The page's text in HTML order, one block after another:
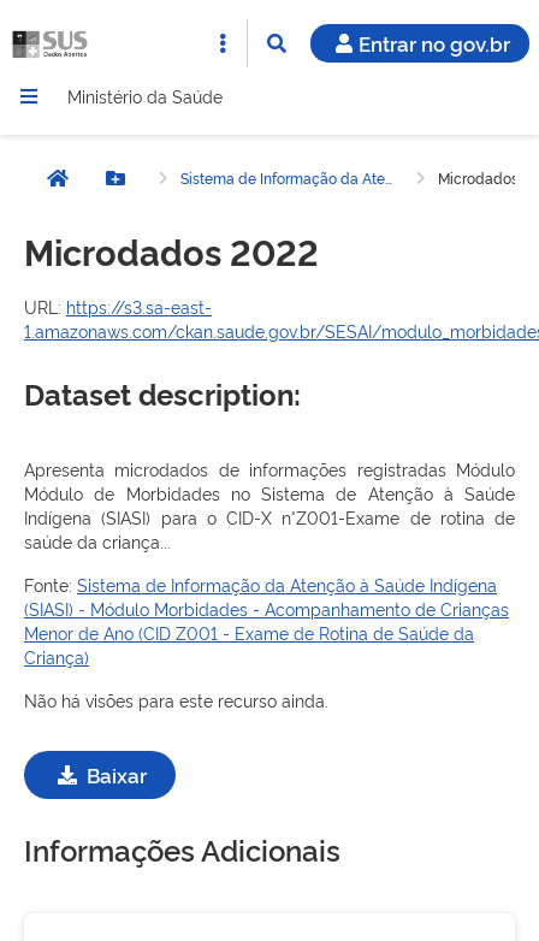
Entrar no gov.br
Ministério da Saúde
Página inicial
Botão Menu Microdados
Microdados 2022
URL: https://s3.sa-east-
1.amazonaws.com/ckan.saude.gov.br/SESAI/
Dataset description:
Apresenta microdados de informações registradas Módulo
Módulo de Morbidades no Sistema de Atenção à Saúde
Indígena (SIASI) para o CID-X n°Z001-Exame de rotina de
saúde da criança...
Fonte: Sistema de Informação da Atenção à Saúde Indígena
(SIASI) - Módulo Morbidades - Acompanhamento de Crianças
Menor de Ano (CID Z001 - Exame de Rotina de Saúde da
Criança)
Não há visões para este recurso ainda.
Baixar
Informações Adicionais